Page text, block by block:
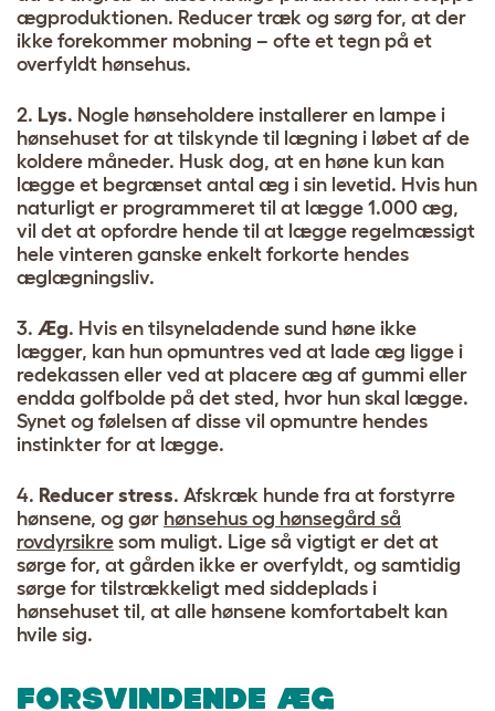
ægproduktionen. Reducer træk og sørg for, at der
ikke forekommer mobning – ofte et tegn på et
overfyldt hønsehus.
2. Lys. Nogle hønseholdere installerer en lampe i
hønsehuset for at tilskynde til lægning i løbet af de
koldere måneder. Husk dog, at en høne kun kan
lægge et begrænset antal æg i sin levetid. Hvis hun
naturligt er programmeret til at lægge 1.000 æg,
vil det at opfordre hende til at lægge regelmæssigt
hele vinteren ganske enkelt forkorte hendes
æglægningsliv.
3. Æg. Hvis en tilsyneladende sund høne ikke
lægger, kan hun opmuntres ved at lade æg ligge i
redekassen eller ved at placere æg af gummi eller
endda golfbolde på det sted, hvor hun skal lægge.
Synet og følelsen af disse vil opmuntre hendes
instinkter for at lægge.
4. Reducer stress. Afskræk hunde fra at forstyrre
hønsene, og gør hønsehus og hønsegård så
rovdyrsikre som muligt. Lige så vigtigt er det at
sørge for, at gården ikke er overfyldt, og samtidig
sørge for tilstrækkeligt med siddeplads i
hønsehuset til, at alle hønsene komfortabelt kan
hvile sig.
FORSVINDENDE ÆG